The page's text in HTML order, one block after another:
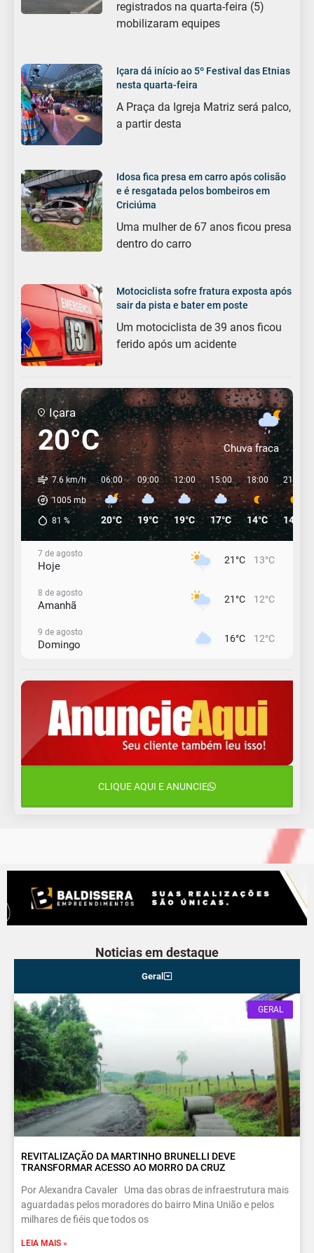
registrados na quarta-feira (5)
mobilizaram equipes
Içara dá início ao 5º Festival das Etnias
nesta quarta-feira
A Praça da Igreja Matriz será palco,
a partir desta
Idosa fica presa em carro após colisão
e é resgatada pelos bombeiros em
Criciúma
Uma mulher de 67 anos ficou presa
dentro do carro
Motociclista sofre fratura exposta após
sair da pista e bater em poste
Um motociclista de 39 anos ficou
ferido após um acidente
Içara
20°C Chuva fraca
7.6 km/h
1005 mb
81%
06:00
20°C
09:00
19°C
12:00
19°C
15:00
17°C
18:00
14°C
21:00
14°C
7 de agosto
Hoje 21°C 13°C
8 de agosto
Amanhã 21°C 12°C
9 de agosto
Domingo 16°C 12°C
Segunda-Feira
11 de agosto
Terça-Feira
Quarta-Feira
CLIQUE AQUI E ANUNCIE
Noticias em destaque
Geral
GERAL
REVITALIZAÇÃO DA MARTINHO BRUNELLI DEVE
TRANSFORMAR ACESSO AO MORRO DA CRUZ
Por Alexandra Cavaler Uma das obras de infraestrutura mais
aguardadas pelos moradores do bairro Mina União e pelos
milhares de fiéis que todos os
LEIA MAIS »